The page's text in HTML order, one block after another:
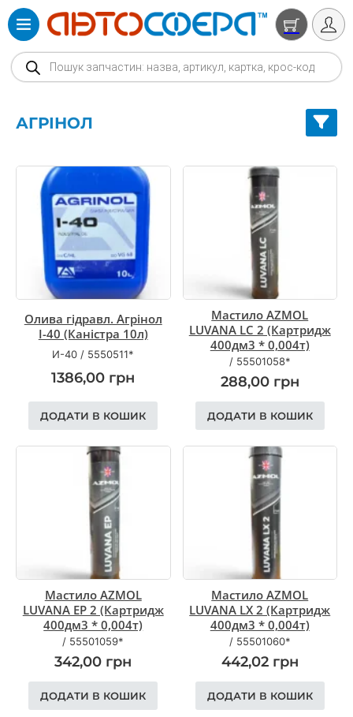
Products search
АГРІНОЛ
Олива гідравл. Агрінол
І-40 (Каністра 10л)
И-40 / 5550511*
1386,00 грн
ДОДАТИ В КОШИК
Мастило AZMOL
LUVANA LC 2 (Картридж
400дм3 * 0,004т)
/ 55501058*
288,00 грн
ДОДАТИ В КОШИК
Мастило AZMOL
LUVANA EP 2 (Картридж
400дм3 * 0,004т)
/ 55501059*
342,00 грн
ДОДАТИ В КОШИК
Мастило AZMOL
LUVANA LX 2 (Картридж
400дм3 * 0,004т)
/ 55501060*
442,02 грн
ДОДАТИ В КОШИК